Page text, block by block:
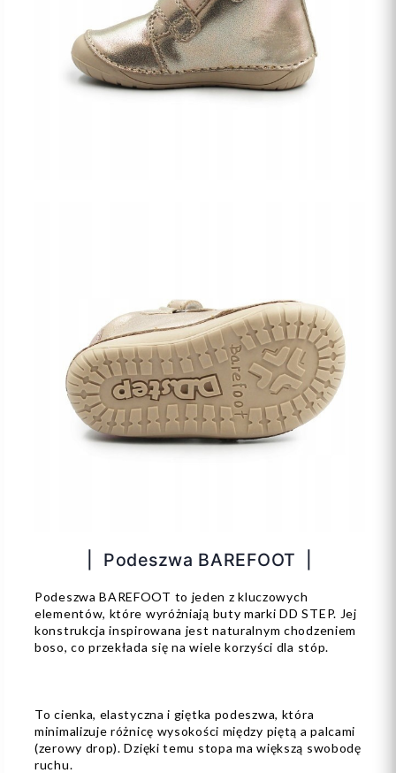
| Podeszwa BAREFOOT |
Podeszwa BAREFOOT to jeden z kluczowych
elementów, które wyróżniają buty marki DD STEP. Jej
konstrukcja inspirowana jest naturalnym chodzeniem
boso, co przekłada się na wiele korzyści dla stóp.
To cienka, elastyczna i giętka podeszwa, która
minimalizuje różnicę wysokości między piętą a palcami
(zerowy drop). Dzięki temu stopa ma większą swobodę
ruchu.